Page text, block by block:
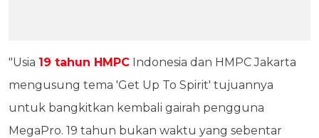
"Usia 19 tahun HMPC Indonesia dan HMPC Jakarta
mengusung tema 'Get Up To Spirit' tujuannya
untuk bangkitkan kembali gairah pengguna
MegaPro. 19 tahun bukan waktu yang sebentar